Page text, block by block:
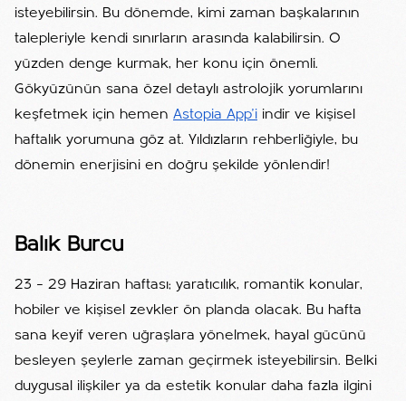
isteyebilirsin. Bu dönemde, kimi zaman başkalarının
talepleriyle kendi sınırların arasında kalabilirsin. O
yüzden denge kurmak, her konu için önemli.
Gökyüzünün sana özel detaylı astrolojik yorumlarını
keşfetmek için hemen Astopia App'i indir ve kişisel
haftalık yorumuna göz at. Yıldızların rehberliğiyle, bu
dönemin enerjisini en doğru şekilde yönlendir!
Balık Burcu
23 – 29 Haziran haftası; yaratıcılık, romantik konular,
hobiler ve kişisel zevkler ön planda olacak. Bu hafta
sana keyif veren uğraşlara yönelmek, hayal gücünü
besleyen şeylerle zaman geçirmek isteyebilirsin. Belki
duygusal ilişkiler ya da estetik konular daha fazla ilgini